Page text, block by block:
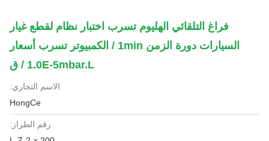
فراغ التلقائي الهليوم تسرب اختبار نظام لقطع غيار
السيارات دورة الزمن 1min / الكمبيوتر تسرب أسعار
1.0E-5mbar.l / ق
الاسم التجاري:
HongCe
رقم الطراز: